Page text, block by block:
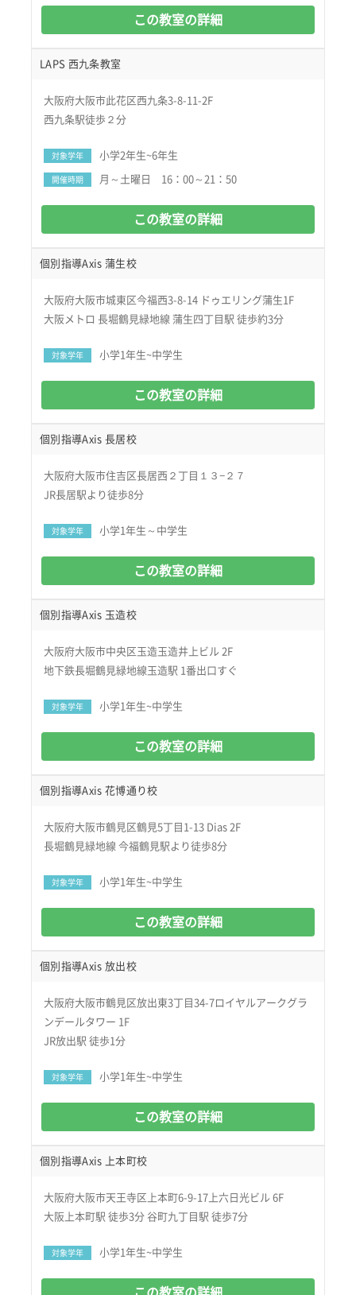
この教室の詳細
LAPS 西九条教室
大阪府大阪市此花区西九条3-8-11-2F
西九条駅徒歩２分
対象学年 小学2年生~6年生
開催時期 月～土曜日 16：00～21：50
この教室の詳細
個別指導Axis 蒲生校
大阪府大阪市城東区今福西3-8-14 ドゥエリング蒲生1F
大阪メトロ 長堀鶴見緑地線 蒲生四丁目駅 徒歩約3分
対象学年 小学1年生~中学生
この教室の詳細
個別指導Axis 長居校
大阪府大阪市住吉区長居西２丁目１３−２７
JR長居駅より徒歩8分
対象学年 小学1年生～中学生
この教室の詳細
個別指導Axis 玉造校
大阪府大阪市中央区玉造玉造井上ビル 2F
地下鉄長堀鶴見緑地線玉造駅 1番出口すぐ
対象学年 小学1年生~中学生
この教室の詳細
個別指導Axis 花博通り校
大阪府大阪市鶴見区鶴見5丁目1-13 Dias 2F
長堀鶴見緑地線 今福鶴見駅より徒歩8分
対象学年 小学1年生~中学生
この教室の詳細
個別指導Axis 放出校
大阪府大阪市鶴見区放出東3丁目34-7ロイヤルアークグラ
ンデールタワー 1F
JR放出駅 徒歩1分
対象学年 小学1年生~中学生
この教室の詳細
個別指導Axis 上本町校
大阪府大阪市天王寺区上本町6-9-17上六日光ビル 6F
大阪上本町駅 徒歩3分 谷町九丁目駅 徒歩7分
対象学年 小学1年生~中学生
この教室の詳細